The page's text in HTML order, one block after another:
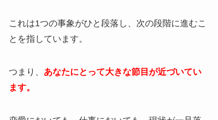
これは1つの事象がひと段落し、次の段階に進むこ
とを指しています。
つまり、 あなたにとって大きな節目が近づいてい
ます。